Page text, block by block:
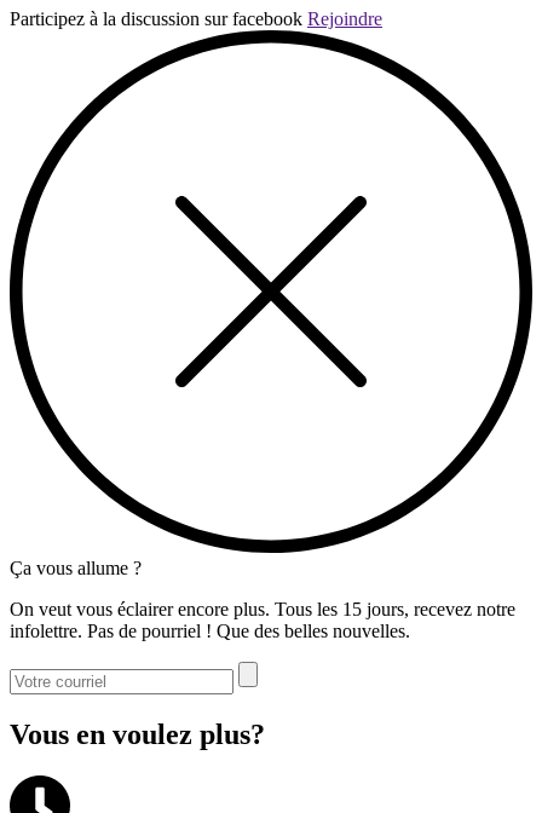
Participez à la discussion sur facebook Rejoindre
Ça vous allume ?
On veut vous éclairer encore plus. Tous les 15 jours, recevez notre
infolettre. Pas de pourriel ! Que des belles nouvelles.
Vous en voulez plus?